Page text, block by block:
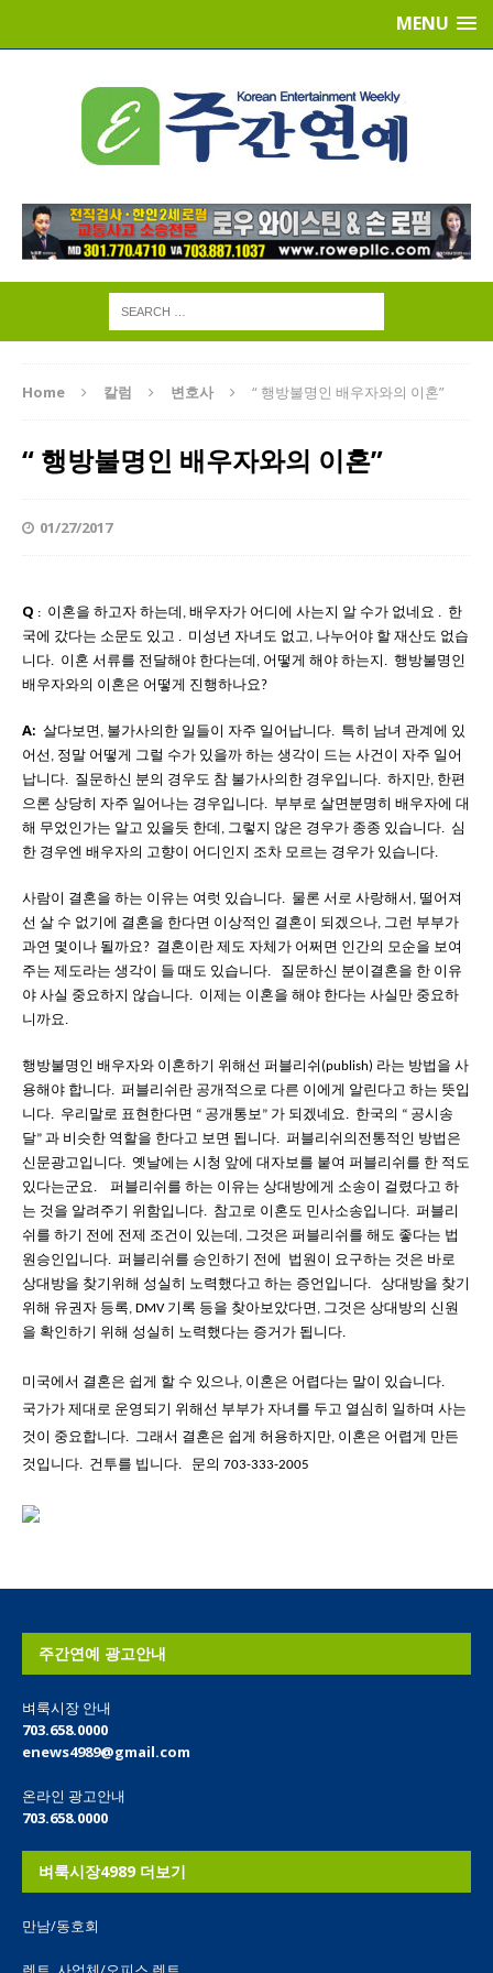
MENU
Home 칼럼 변호사 “ 행방불명인 배우자와의 이혼”
“ 행방불명인 배우자와의 이혼”
01/27/2017
Q : 이혼을 하고자하는데 , 배우자가 어디에 사는지 알 수가 없네요 . 한
국에 갔다는 소문도 있고 . 미성년 자녀도 없고, 나누어야 할재산도 없습
니다. 이혼 서류를 전달해야 한다는데 , 어떻게 해야하는지 . 행방불명인
배우자와의 이혼은 어떻게 진행하나요?
A: 살다보면 , 불가사의한 일들이 자주 일어납니다. 특히 남녀 관계에 있
어선 , 정말 어떻게 그럴 수가 있을까하는 생각이 드는 사건이 자주 일어
납니다. 질문하신 분의 경우도 참 불가사의한 경우입니다. 하지만, 한편
으론 상당히 자주 일어나는 경우입니다. 부부로 살면분명히 배우자에 대
해 무었인가는 알고 있을듯 한데 , 그렇지 않은 경우가 종종 있습니다. 심
한 경우엔 배우자의 고향이 어디인지 조차 모르는 경우가 있습니다.
사람이 결혼을 하는 이유는 여럿 있습니다. 물론 서로 사랑해서 , 떨어져
선 살 수 없기에 결혼을 한다면 이상적인 결혼이 되겠으나, 그런 부부가
과연 몇이나 될까요? 결혼이란제도 자체가 어쩌면 인간의 모순을 보여
주는 제도라는 생각이 들 때도 있습니다. 질문하신 분이결혼을 한 이유
야사실 중요하지 않습니다. 이제는 이혼을 해야 한다는 사실만 중요하
니까요.
행방불명인 배우자와 이혼하기 위해선 퍼블리쉬 (publish) 라는 방법을 사
용해야 합니다. 퍼블리쉬란 공개적으로 다른 이에게 알린다고 하는 뜻입
니다. 우리말로 표현한다면 “ 공개통보” 가 되겠네요. 한국의 “ 공시송
달” 과 비슷한 역할을 한다고 보면 됩니다. 퍼블리쉬의전통적인 방법은
신문광고입니다. 옛날에는 시청 앞에 대자보를 붙여 퍼블리쉬를 한 적도
있다는군요. 퍼블리쉬를 하는 이유는 상대방에게 소송이 걸렸다고 하
는 것을 알려주기 위함입니다. 참고로 이혼도 민사소송입니다. 퍼블리
쉬를 하기 전에 전제 조건이 있는데 , 그것은 퍼블리쉬를 해도 좋다는 법
원승인입니다. 퍼블리쉬를 승인하기 전에 법원이 요구하는 것은 바로
상대방을 찾기위해 성실히 노력했다고 하는 증언입니다. 상대방을 찾기
위해 유권자 등록, DMV 기록 등을 찾아보았다면 , 그것은 상대방의 신원
을 확인하기 위해 성실히 노력했다는 증거가 됩니다.
미국에서 결혼은 쉽게 할 수 있으나, 이혼은 어렵다는 말이 있습니다.
국가가제대로 운영되기 위해선 부부가자녀를 두고 열심히 일하며 사는
것이 중요합니다. 그래서 결혼은 쉽게 허용하지만, 이혼은 어렵게 만든
것입니다. 건투를 빕니다. 문의 703-333-2005
주간연예 광고안내
벼룩시장 안내
703.658.0000
enews4989@gmail.com
온라인 광고안내
703.658.0000
벼룩시장4989 더보기
만남/동호회